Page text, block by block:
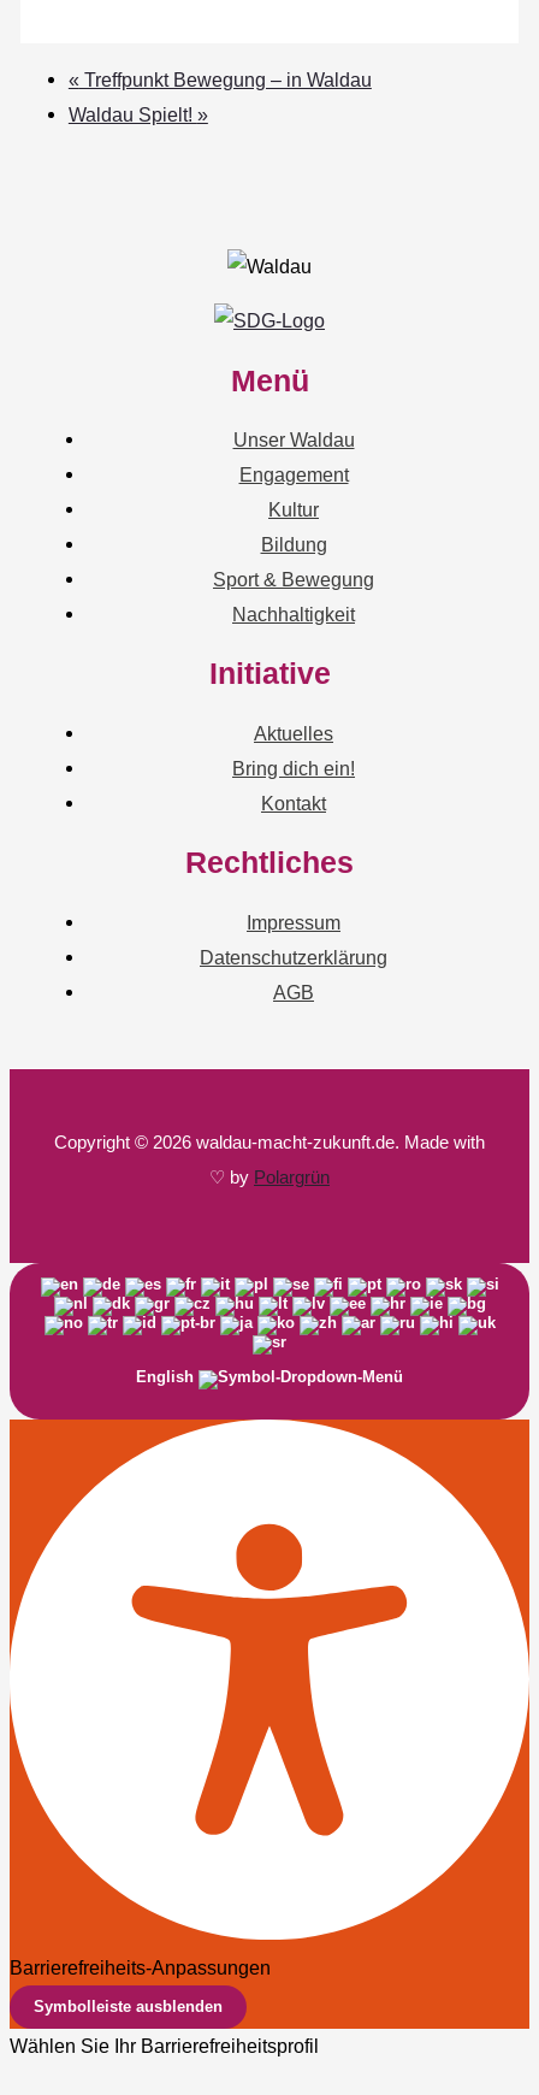
« Treffpunkt Bewegung – in Waldau
Waldau Spielt! »
Menü
Unser Waldau
Engagement
Kultur
Bildung
Sport & Bewegung
Nachhaltigkeit
Initiative
Aktuelles
Bring dich ein!
Kontakt
Rechtliches
Impressum
Datenschutzerklärung
AGB
Copyright © 2026 waldau-macht-zukunft.de. Made with
♡ by Polargrün
English
Barrierefreiheits-Anpassungen
Symbolleiste ausblenden
Wählen Sie Ihr Barrierefreiheitsprofil